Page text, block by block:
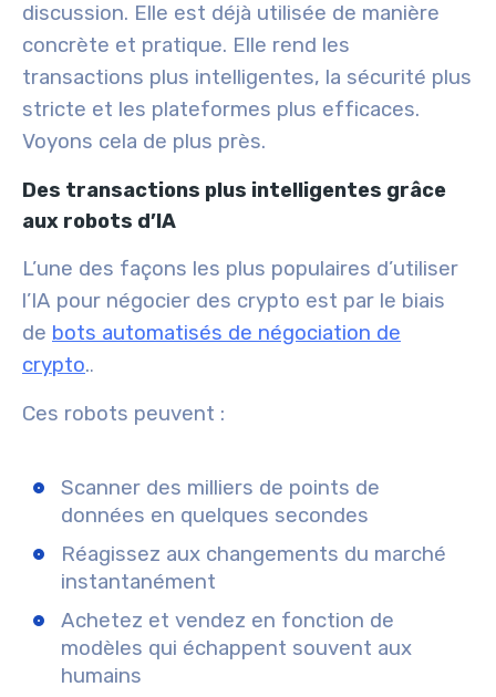
discussion. Elle est déjà utilisée de manière
concrète et pratique. Elle rend les
transactions plus intelligentes, la sécurité plus
stricte et les plateformes plus efficaces.
Voyons cela de plus près.
Des transactions plus intelligentes grâce
aux robots d’IA
L’une des façons les plus populaires d’utiliser
l’IA pour négocier des crypto est par le biais
de bots automatisés de négociation de
crypto..
Ces robots peuvent :
Scanner des milliers de points de
données en quelques secondes
Réagissez aux changements du marché
instantanément
Achetez et vendez en fonction de
modèles qui échappent souvent aux
humains